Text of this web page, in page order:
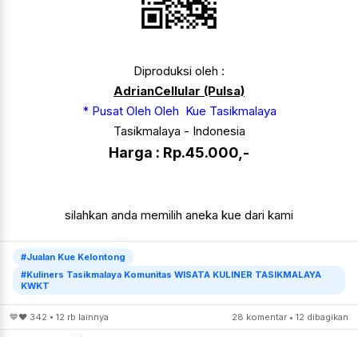
Diproduksi oleh :
AdrianCellular (Pulsa)
* Pusat Oleh Oleh Kue Tasikmalaya
Tasikmalaya - Indonesia
Harga : Rp.45.000,-
silahkan anda memilih aneka kue dari kami
#Jualan Kue Kelontong
#Kuliners Tasikmalaya Komunitas WISATA KULINER TASIKMALAYA
KWKT
💙❤️ 342 • 12 rb lainnya 28 komentar • 12 dibagikan